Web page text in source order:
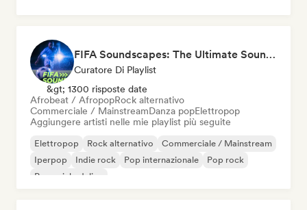
FIFA Soundscapes: The Ultimate Soundtrack ⚽️ Festival Indie, Electropop & Dance Anthems
Curatore Di Playlist
&gt; 1300 risposte date
Afrobeat / AfropopRock alternativo
Commerciale / MainstreamDanza popElettropop
Aggiungere artisti nelle mie playlist più seguite
Elettropop Rock alternativo
Commerciale / Mainstream
Iperpop
Indie rock Pop internazionale
Pop rock
Pop psichedelico